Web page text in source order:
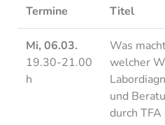
Termine Titel
Mi, 06.03.
19.30-21.00
h
Was
welcher
und
durch TFA